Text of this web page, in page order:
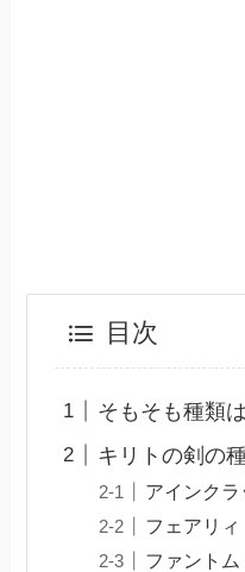
目次
そもそも種類
キリトの剣の
アインク
フェアリ
ファント